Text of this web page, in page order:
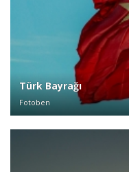
Türk Bayrağı
Fotoben